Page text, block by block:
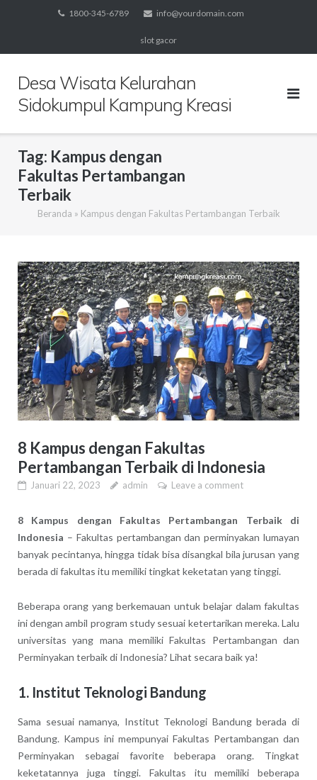
1800-345-6789 info@yourdomain.com
slot gacor
Desa Wisata Kelurahan
Sidokumpul Kampung Kreasi
Tag: Kampus dengan
Fakultas Pertambangan
Terbaik
Beranda » Kampus dengan Fakultas Pertambangan Terbaik
8 Kampus dengan Fakultas
Pertambangan Terbaik di Indonesia
Januari 22, 2023 admin Leave a comment
8 Kampus dengan Fakultas Pertambangan Terbaik di
Indonesia – Fakultas pertambangan dan perminyakan lumayan
banyak pecintanya, hingga tidak bisa disangkal bila jurusan yang
berada di fakultas itu memiliki tingkat keketatan yang tinggi.
Beberapa orang yang berkemauan untuk belajar dalam fakultas
ini dengan ambil program study sesuai ketertarikan mereka. Lalu
universitas yang mana memiliki Fakultas Pertambangan dan
Perminyakan terbaik di Indonesia? Lihat secara baik ya!
1. Institut Teknologi Bandung
Sama sesuai namanya, Institut Teknologi Bandung berada di
Bandung. Kampus ini mempunyai Fakultas Pertambangan dan
Perminyakan sebagai favorite beberapa orang. Tingkat
keketatannya juga tinggi. Fakultas itu memiliki beberapa